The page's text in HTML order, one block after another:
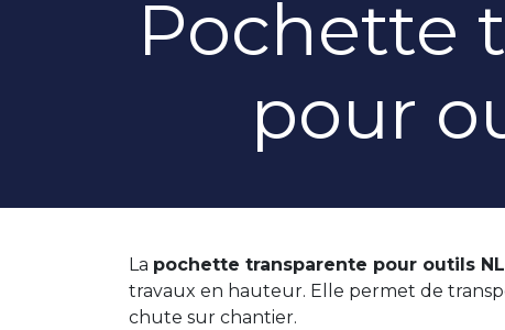
Pochette
pour
La pochette transparente pour outils
travaux en hauteur. Elle permet de
chute sur chantier.